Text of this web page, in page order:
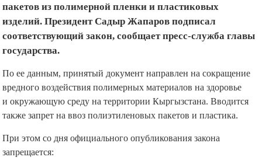
пакетов из полимерной пленки и пластиковых
изделий. Президент Садыр Жапаров подписал
соответствующий закон, сообщает пресс-служба главы
государства.
По ее данным, принятый документ направлен на сокращение
вредного воздействия полимерных материалов на здоровье
и окружающую среду на территории Кыргызстана. Вводится
также запрет на ввоз полиэтиленовых пакетов и пластика.
При этом со дня официального опубликования закона
запрещается: